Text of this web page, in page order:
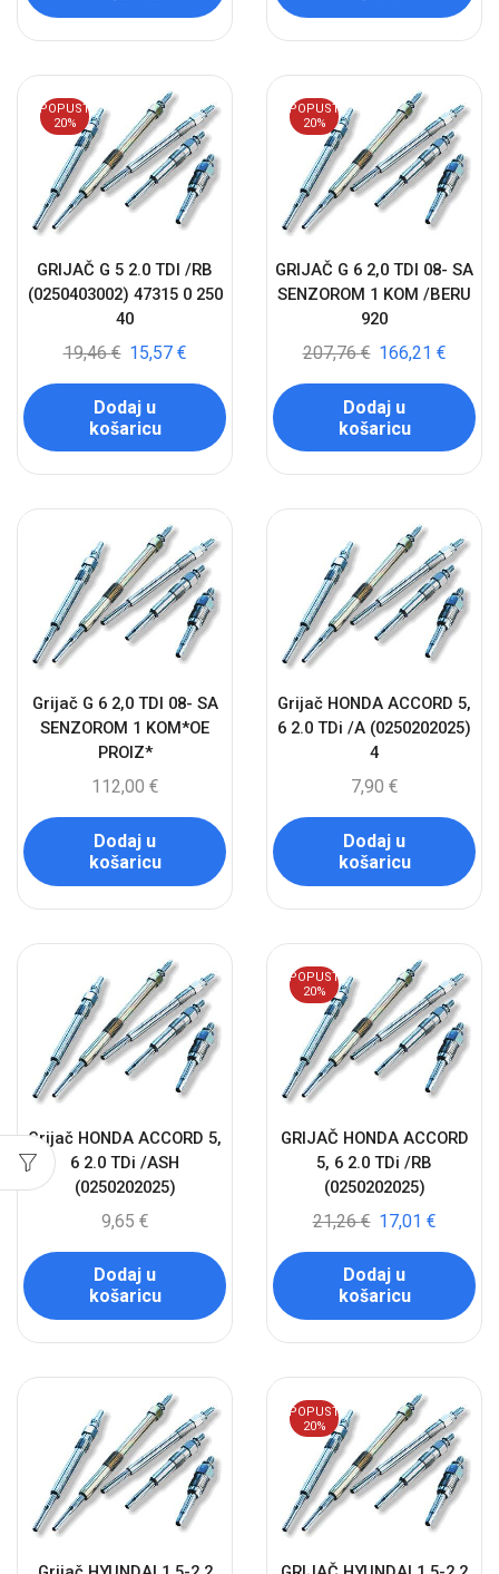
POPUST
20%
GRIJAČ G 5 2.0 TDI /RB
(0250403002) 47315 0 250
40
19,46€ 15,57 €
Dodaj u
košaricu
POPUST
20%
GRIJAČ G 6 2,0 TDI 08- SA
SENZOROM 1 KOM /BERU
920
207,76€ 166,21 €
Dodaj u
košaricu
Grijač G 6 2,0 TDI 08- SA
SENZOROM 1 KOM*OE
PROIZ*
112,00 €
Dodaj u
košaricu
Grijač HONDA ACCORD 5,
6 2.0 TDi /A (0250202025)
4
7,90 €
Dodaj u
košaricu
Grijač HONDA ACCORD 5,
6 2.0 TDi /ASH
(0250202025)
9,65 €
Dodaj u
košaricu
POPUST
20%
GRIJAČ HONDA ACCORD
5, 6 2.0 TDi /RB
(0250202025)
21,26€ 17,01 €
Dodaj u
košaricu
POPUST
20%